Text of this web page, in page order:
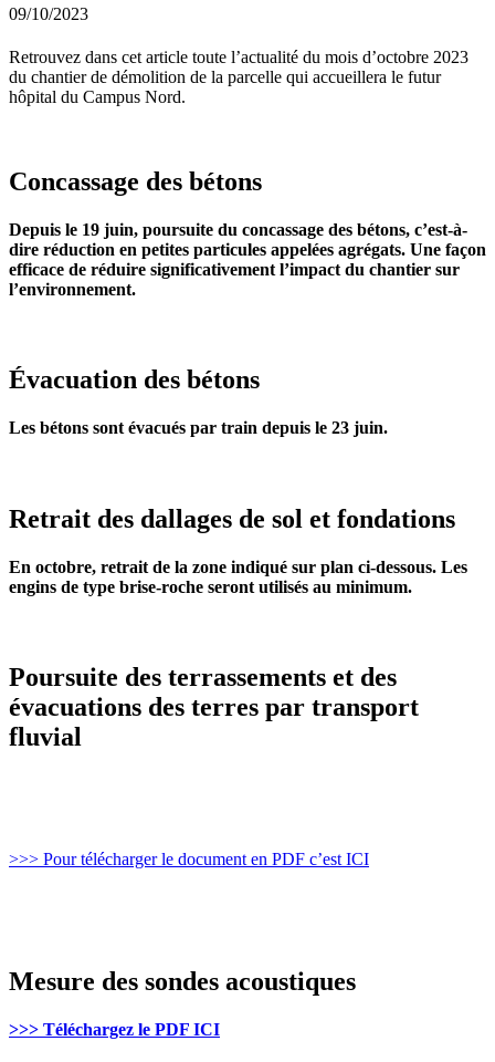
09/10/2023
Retrouvez dans cet article toute l’actualité du mois d’octobre 2023
du chantier de démolition de la parcelle qui accueillera le futur
hôpital du Campus Nord.
Concassage des bétons
Depuis le 19 juin, poursuite du concassage des bétons, c’est-à-
dire réduction en petites particules appelées agrégats. Une façon
efficace de réduire significativement l’impact du chantier sur
l’environnement.
Évacuation des bétons
Les bétons sont évacués par train depuis le 23 juin.
Retrait des dallages de sol et fondations
En octobre, retrait de la zone indiqué sur plan ci-dessous. Les
engins de type brise-roche seront utilisés au minimum.
Poursuite des terrassements et des
évacuations des terres par transport
fluvial
>>> Pour télécharger le document en PDF c’est ICI
Mesure des sondes acoustiques
>>> Téléchargez le PDF ICI